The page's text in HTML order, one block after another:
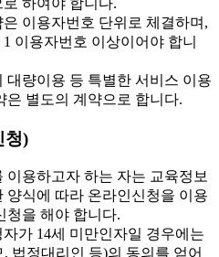
하여야 합니다.
이용자번호 단위로 체결하며,
이용자번호 이상이어야 합니
량이용 등 특별한 서비스 이용
은 별도의 계약으로 합니다.
청)
용하고자 하는 자는 교육정보
양식에 따라 온라인신청을 이용
청을 해야 합니다.
가 14세 미만인자일 경우에는
법정대리인 등)의 동의를 얻어